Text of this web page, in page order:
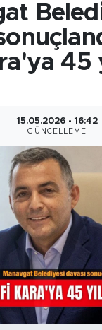
45
15.05.2026 - 16:42
GÜNCELLEME
Haberleri